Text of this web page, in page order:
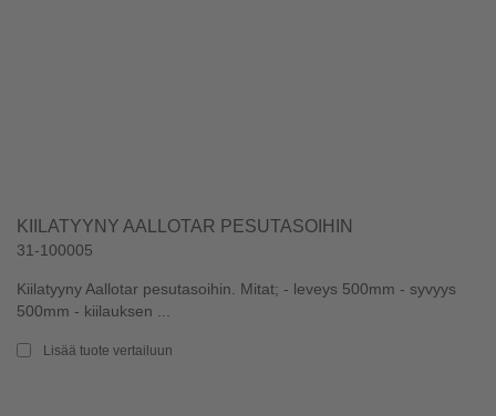
KIILATYYNY AALLOTAR PESUTASOIHIN
31-100005
Kiilatyyny Aallotar pesutasoihin. Mitat; - leveys 500mm - syvyys
500mm - kiilauksen ...
Lisää tuote vertailuun